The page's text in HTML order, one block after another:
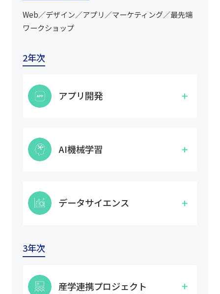
Web／デザイン／アプリ／マーケティング／最先端
ワークショップ
2年次
アプリ開発
モバイルデバイスで動作するアプリ開発に特化し
て学びます。また、プログラミングの技術だけで
なく、ソフトウェアの設計力なども養います。
AI機械学習
な環境構築、データ収集、機械学習のモデル構
築、実装といった広いスキルを習得することがで
きます。
データサイエンス
る価値の創造・発見と、専門知識の習得による論
理的思考力を養うことで、高い技術力を持ったデ
3年次
産学連携プロジェクト